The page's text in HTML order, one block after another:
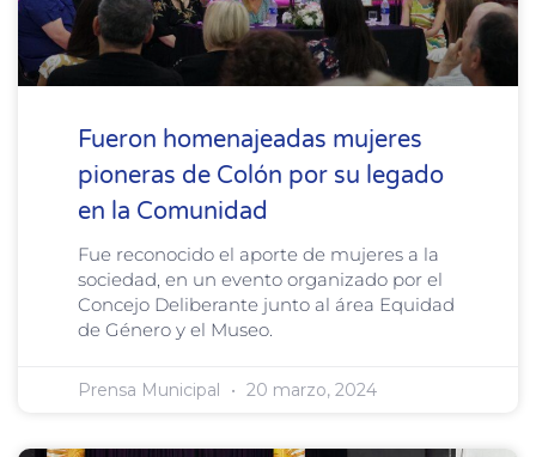
Fueron homenajeadas mujeres
pioneras de Colón por su legado
en la Comunidad
Fue reconocido el aporte de mujeres a la
sociedad, en un evento organizado por el
Concejo Deliberante junto al área Equidad
de Género y el Museo.
Prensa Municipal 20 marzo, 2024